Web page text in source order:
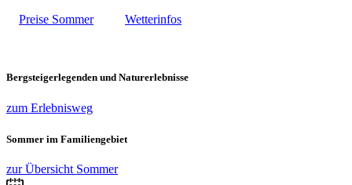
Preise Sommer
Wetterinfos
Bergsteigerlegenden und Naturerlebnisse
zum Erlebnisweg
Sommer im Familiengebiet
zur Übersicht Sommer